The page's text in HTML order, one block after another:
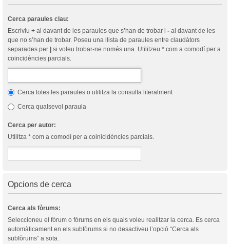
Cerca paraules clau:
Escriviu + al davant de les paraules que s’han de trobar i - al davant de les
que no s’han de trobar. Poseu una llista de paraules entre claudàtors
separades per | si voleu trobar-ne només una. Utilitzeu * com a comodí per a
coincidències parcials.
Cerca totes les paraules o utilitza la consulta literalment
Cerca qualsevol paraula
Cerca per autor:
Utilitza * com a comodí per a coinicidències parcials.
Opcions de cerca
Cerca als fòrums:
Seleccioneu el fòrum o fòrums en els quals voleu realitzar la cerca. Es cerca
automàticament en els subfòrums si no desactiveu l’opció “Cerca als
subfòrums” a sota.